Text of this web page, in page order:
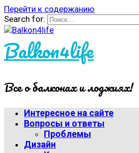
Перейти к содержанию
Search for:
Balkon4life
Все о балконах и лоджиях!
Интересное на сайте
Вопросы и ответы
Проблемы
Дизайн